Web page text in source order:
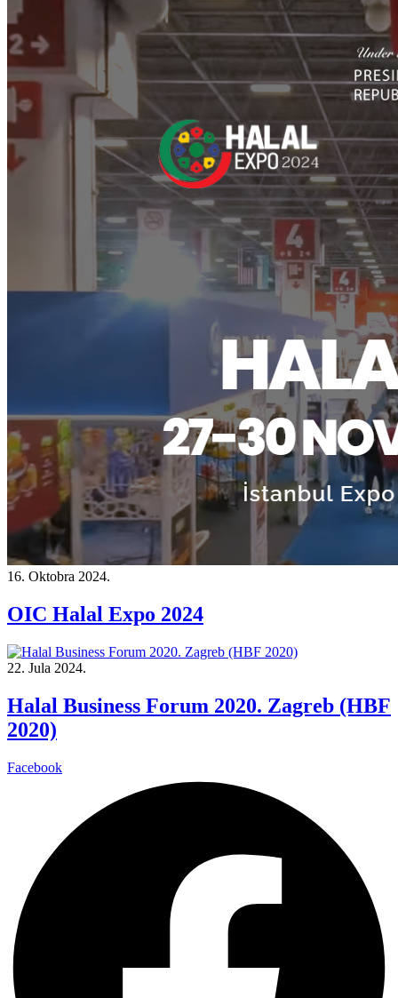
16. Oktobra 2024.
OIC Halal Expo 2024
22. Jula 2024.
Halal Business Forum 2020. Zagreb (HBF
2020)
Facebook